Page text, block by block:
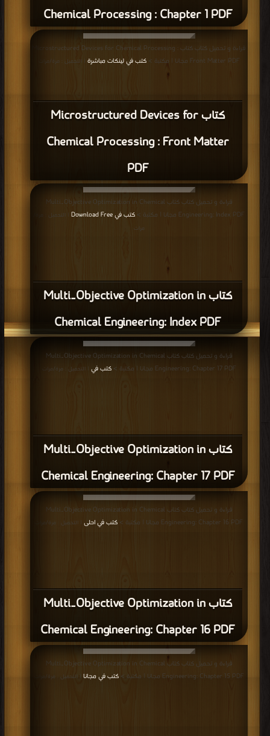
Chemical Processing : Chapter 1 PDF
كتاب Microstructured Devices for
Chemical Processing : Front Matter
PDF
قراءة و تحميل كتاب كتاب Microstructured Devices for Chemical Processing :
Front Matter PDF مجانا | مكتبة >
كتب في لينكات مباشرة | التحميل : مرة/مرات
كتاب Multi‐Objective Optimization in
Chemical Engineering: Index PDF
قراءة و تحميل كتاب كتاب Multi‐Objective Optimization in Chemical
Engineering: Index PDF مجانا | مكتبة >
كتب في Download Free
| التحميل : مرة/
مرات
كتاب Multi‐Objective Optimization in
Chemical Engineering: Chapter 17 PDF
قراءة و تحميل كتاب كتاب Multi‐Objective Optimization in Chemical
Engineering: Chapter 17 PDF مجانا | مكتبة >
كتب في | التحميل : مرة/مرات
كتاب Multi‐Objective Optimization in
Chemical Engineering: Chapter 16 PDF
قراءة و تحميل كتاب كتاب Multi‐Objective Optimization in Chemical
Engineering: Chapter 16 PDF مجانا | مكتبة >
كتب في احلى | التحميل : مرة/مرات
قراءة و تحميل كتاب كتاب Multi‐Objective Optimization in Chemical
Engineering: Chapter 15 PDF مجانا | مكتبة >
كتب في مجانا | التحميل : مرة/مرات